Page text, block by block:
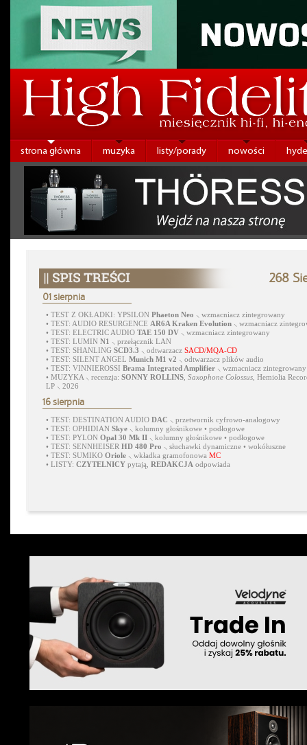
strona główna muzyka listy/porady nowości
268
01 sierpnia
• TEST Z OKŁADKI: YPSILON Phaeton Neo ⸜ wzmacniacz zintegrowany
• TEST: AUDIO RESURGENCE AR6A Kraken Evolution ⸜ wzmacniacz
• TEST: ELECTRIC AUDIO TAE 150 DV ⸜ wzmacniacz zintegrowany
• TEST: LUMIN N1
⸜ przełącznik LAN
• TEST: SHANLING SCD3.3 ⸜ odtwarzacz SACD/MQA-CD
• TEST: SILENT ANGEL Munich M1 v2 ⸜ odtwarzacz plików audio
• TEST: VINNIEROSSI Brama Integrated Amplifier ⸜ wzmacniacz zintegrowany
• MUZYKA ⸜ recenzja: SONNY ROLLINS Saxophone Colossus , Hemiolia
LP ⸜ 2026
16 sierpnia
• TEST: DESTINATION AUDIO DAC ⸜ przetwornik cyfrowo-analogowy
• TEST: OPHIDIAN Skye ⸜ kolumny głośnikowe • podłogowe
• TEST: PYLON Opal 30 Mk II ⸜ kolumny głośnikowe • podłogowe
• TEST: SENNHEISER HD 480 Pro ⸜ słuchawki dynamiczne • wokółuszne
• TEST: SUMIKO Oriole ⸜ wkładka gramofonowa MC
• LISTY: CZYTELNICY pytają, REDAKCJA odpowiada